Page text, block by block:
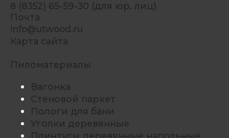
8 (8352) 65-59-30 (для юр. лиц)
Почта
info@utwood.ru
Карта сайта
Пиломатериалы
Вагонка
Стеновой паркет
Пологи для бани
Уголки деревянные
Плинтусы деревянные напольные